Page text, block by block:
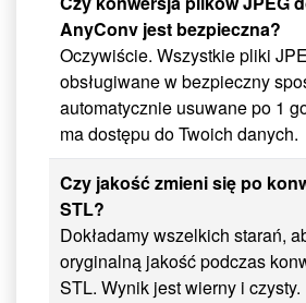
AnyConv jest bezpieczna?
Oczywiście. Wszystkie pliki
obsługiwane w bezpieczny
automatycznie usuwane po 1
ma dostępu do Twoich danych.
Czy jakość zmieni się po
STL?
Dokładamy wszelkich starań,
oryginalną jakość podczas
STL. Wynik jest wierny i czysty.